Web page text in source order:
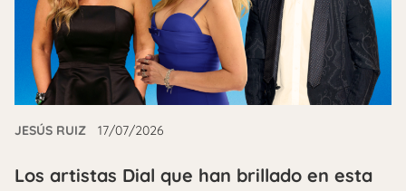
JESÚS RUIZ 17/07/2026
Los artistas Dial que han brillado en esta